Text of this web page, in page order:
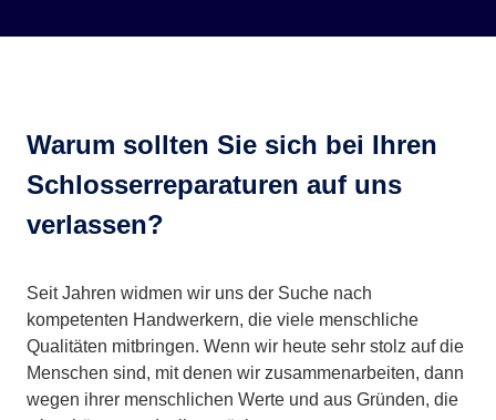
Warum sollten Sie sich bei Ihren
Schlosserreparaturen auf uns
verlassen?
Seit Jahren widmen wir uns der Suche nach
kompetenten Handwerkern, die viele menschliche
Qualitäten mitbringen. Wenn wir heute sehr stolz auf die
Menschen sind, mit denen wir zusammenarbeiten, dann
wegen ihrer menschlichen Werte und aus Gründen, die